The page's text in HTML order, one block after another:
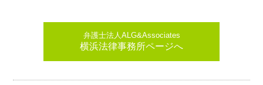
弁護士法人ALG&Associates
横浜法律事務所ページへ